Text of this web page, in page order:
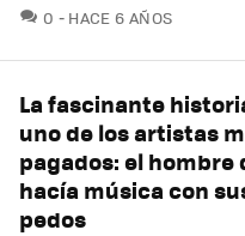
0 COMENTARIOS
HACE 6 AÑOS
La fascinante
uno de los artistas
pagados: el hombre
hacía música con
pedos